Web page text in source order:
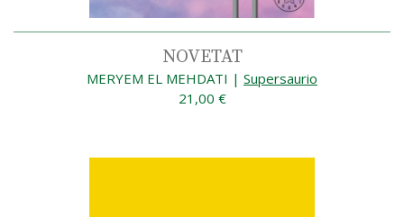
NOVETAT
MERYEM EL MEHDATI | Supersaurio
21,00 €